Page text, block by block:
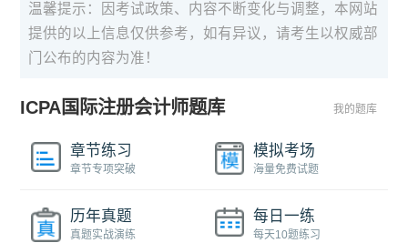
温馨提示：因考试政策、内容不断变化与调整，本网站
提供的以上信息仅供参考，如有异议，请考生以权威部
门公布的内容为准！
ICPA国际注册会计师题库 我的题库
章节练习
章节专项突破
模拟考场
海量免费试题
历年真题
真题实战演练
每日一练
每天10题练习